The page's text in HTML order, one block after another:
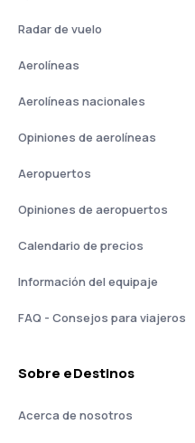
Radar de vuelo
Aerolíneas
Aerolíneas nacionales
Opiniones de aerolíneas
Aeropuertos
Opiniones de aeropuertos
Calendario de precios
Información del equipaje
FAQ - Consejos para viajeros
Sobre eDestinos
Acerca de nosotros